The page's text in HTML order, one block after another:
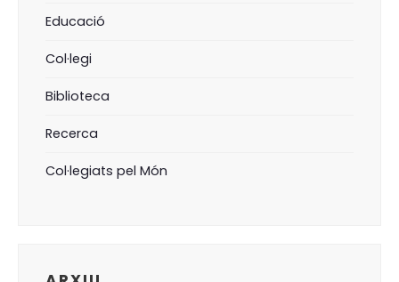
Educació
Col·legi
Biblioteca
Recerca
Col·legiats pel Món